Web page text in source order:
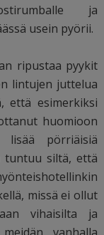
ja
usein pyörii.
ripustaa pyykit
lintujen juttelua
että esimerkiksi
huomioon
pörriäisiä
tuntuu siltä, että
missä ei ollut
vihaisilta ja